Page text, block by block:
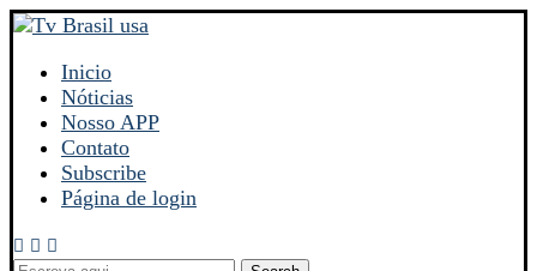
Inicio
Nóticias
Nosso APP
Contato
Subscribe
Página de login